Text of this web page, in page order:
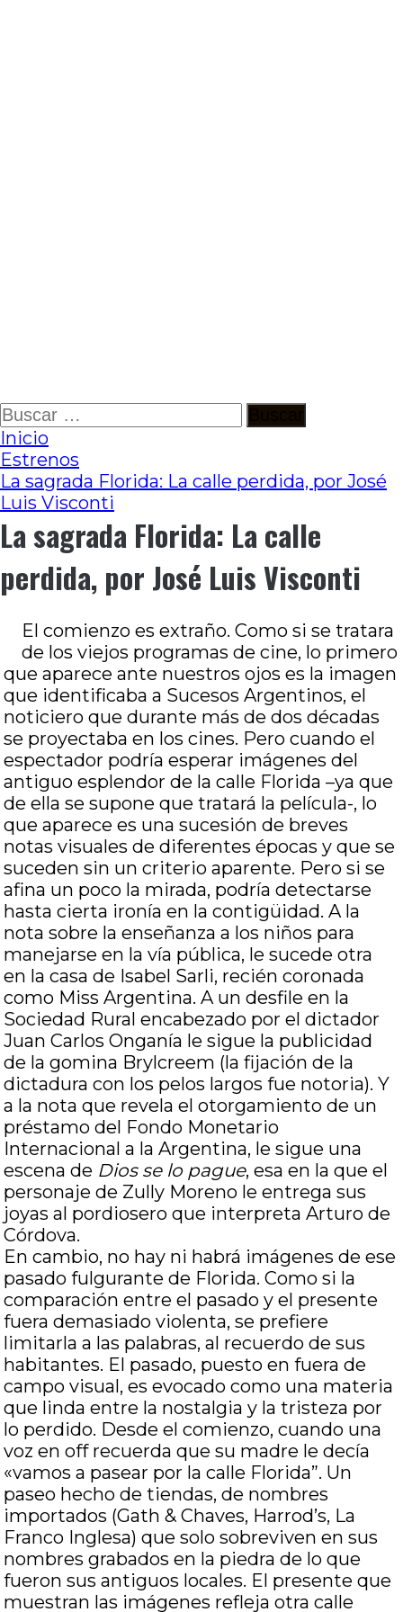
Ir
al
contenido
Buscar:
Inicio
Estrenos
La sagrada Florida: La calle perdida, por José
Luis Visconti
La sagrada Florida: La calle
perdida, por José Luis Visconti
El comienzo es extraño. Como si se tratara
de los viejos programas de cine, lo primero
que aparece ante nuestros ojos es la imagen
que identificaba a Sucesos Argentinos, el
noticiero que durante más de dos décadas
se proyectaba en los cines. Pero cuando el
espectador podría esperar imágenes del
antiguo esplendor de la calle Florida –ya que
de ella se supone que tratará la película-, lo
que aparece es una sucesión de breves
notas visuales de diferentes épocas y que se
suceden sin un criterio aparente. Pero si se
afina un poco la mirada, podría detectarse
hasta cierta ironía en la contigüidad. A la
nota sobre la enseñanza a los niños para
manejarse en la vía pública, le sucede otra
en la casa de Isabel Sarli, recién coronada
como Miss Argentina. A un desfile en la
Sociedad Rural encabezado por el dictador
Juan Carlos Onganía le sigue la publicidad
de la gomina Brylcreem (la fijación de la
dictadura con los pelos largos fue notoria). Y
a la nota que revela el otorgamiento de un
préstamo del Fondo Monetario
Internacional a la Argentina, le sigue una
escena de Dios se lo pague, esa en la que el
personaje de Zully Moreno le entrega sus
joyas al pordiosero que interpreta Arturo de
Córdova.
En cambio, no hay ni habrá imágenes de ese
pasado fulgurante de Florida. Como si la
comparación entre el pasado y el presente
fuera demasiado violenta, se prefiere
limitarla a las palabras, al recuerdo de sus
habitantes. El pasado, puesto en fuera de
campo visual, es evocado como una materia
que linda entre la nostalgia y la tristeza por
lo perdido. Desde el comienzo, cuando una
voz en off recuerda que su madre le decía
«vamos a pasear por la calle Florida”. Un
paseo hecho de tiendas, de nombres
importados (Gath & Chaves, Harrod’s, La
Franco Inglesa) que solo sobreviven en sus
nombres grabados en la piedra de lo que
fueron sus antiguos locales. El presente que
muestran las imágenes refleja otra calle